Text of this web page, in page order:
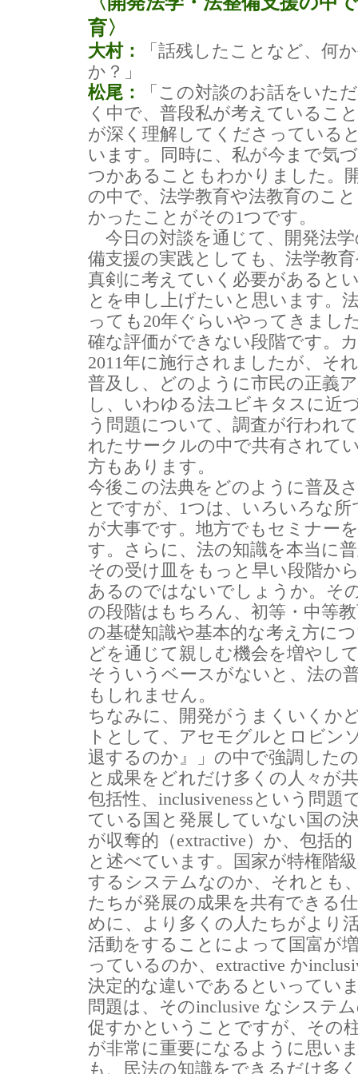
育〉
大村：
「話残したことなど、何
か？」
松尾：
「この対談のお話をいた
く中で、普段私が考えているこ
が深く理解してくださっている
います。同時に、私が今まで気
つかあることもわかりました。
の中で、法学教育や法教育のこ
かったことがその1つです。
今日の対談を通じて、開発法
備支援の実践としても、法学教
真剣に考えていく必要があると
とを申し上げたいと思います。
っても20年ぐらいやってきまし
確な評価ができない段階です。
2011年に施行されましたが、そ
普及し、どのように市民の正義
し、いわゆる法ユビキタスに近
う問題について、調査が行われ
れたサークルの中で共有されて
方もあります。
今後この法典をどのように普及
とですが、1つは、いろいろな
が大事です。地方でもセミナー
す。さらに、法の知識を本当に
その受け皿をもっと早い段階か
あるのではないでしょうか。そ
の段階はもちろん、初等・中等
の基礎知識や基本的な考え方に
どを通じて親しむ機会を増やし
そういうベースがないと、法の
もしれません。
ちなみに、開発がうまくいくか
トとして、アセモグルとロビン
退するのか』」の中で強調した
と成果をどれだけ多くの人々が
包括性、inclusivenessという問題
ている国と発展していない国の
が収奪的（extractive）か、包括
と述べています。国家が特権階
するシステムなのか、それとも
たちが発展の成果を共有できる
めに、より多くの人たちがより
活動をすることによって国富が
っているのか、extractive か
決定的な違いであるといってい
問題は、そのinclusive なシステ
促すかということですが、その
が非常に重要になるように思い
も、民法の知識をできるだけ多